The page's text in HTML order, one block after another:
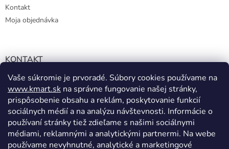
Vaše súkromie je prvoradé. Súbory cookies používame na
www.kmart.sk na správne fungovanie našej stránky,
prispôsobenie obsahu a reklám, poskytovanie funkcií
sociálnych médií a na analýzu návštevnosti. Informácie o
používaní stránky tiež zdieľame s našimi sociálnymi
médiami, reklamnými a analytickými partnermi. Na webe
používame nevyhnutné, analytické a marketingové
Kontakt
Moja objednávka
KONTAKT
info@kmart.sk
+421 947 979 193
+421 947 979 193
facebook.com/Kolieramarket